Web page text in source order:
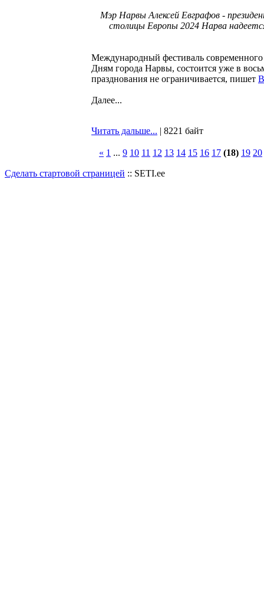
Мэр Нарвы Алексей Евграфов -
столицы Европы 2024 Нарва
Международный фестиваль
Дням города Нарвы, состоится уже в
празднования не ограничивается, пишет
Далее...
Читать дальше... | 8221 байт
« 1 ... 9 10 11 12 13 14 15 16 17 (18) 19 20
Сделать стартовой страницей :: SETI.ee